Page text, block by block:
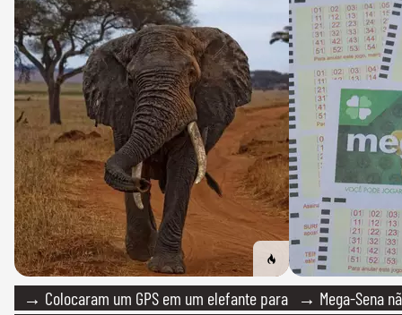
→ Colocaram um GPS em um elefante para
→ Mega-Sena